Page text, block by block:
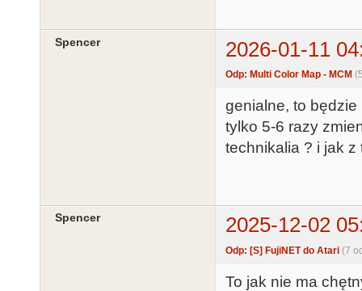
Spencer 2026-01-11
Odp: Multi Color Map - MCM
genialne, to będzie
tylko 5-6 razy
technikalia ? i jak
Spencer 2025-12-02
Odp: [S] FujiNET do Atari (7
To jak nie ma